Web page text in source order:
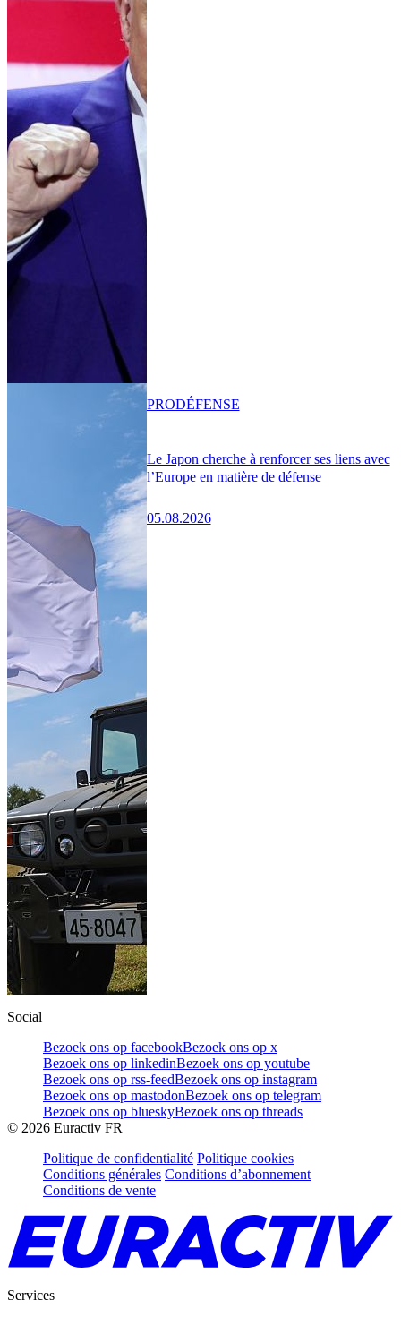
Le Japon cherche à renforcer ses liens avec
l’Europe en matière de défense
05.08.2026
PRODÉFENSE
Social
Bezoek ons op facebookBezoek ons op x
Bezoek ons op linkedinBezoek ons op youtube
Bezoek ons op rss-feedBezoek ons op instagram
Bezoek ons op mastodonBezoek ons op telegram
Bezoek ons op blueskyBezoek ons op threads
© 2026 Euractiv FR
Politique de confidentialité Politique cookies
Conditions générales Conditions d’abonnement
Conditions de vente
Services